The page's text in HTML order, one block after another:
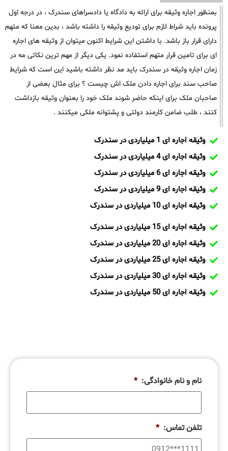
بمنظور اجاره وثیقه برای ارائه به دادگاه یا دادسراهای سندرک ، در درجه اول
پرونده باید شراط لازم برای تودیع وثیقه را داشته باشد ، بدین معنا که متهم
دارای قرار باز باشد. با داشتن این شرایط اکنون میتوان از وثیقه های اجاره
ای برای تامین قرار متهم استفاده نمود. یکی دیگر از مهم ترین نکاتی مه در
زمان اجاره وثیقه در سندرک باید مد نظر داشته باشید این است که شرایط
صاحب سند برای اجاره دادن ملک اش چیست ؟ برای مثال بعضی از
صاحبان ملک برای اینکه حاضر شوند ملک خود را بعنوان وثیقه بازداشت
کنند ، طلب ضامن کارمند دولتی و پشتوانه ملکی میکنند .
وثیقه اجاره ای 1 میلیاردی در سندرک
وثیقه اجاره ای 4 میلیاردی در سندرک
وثیقه اجاره ای 6 میلیاردی در سندرک
وثیقه اجاره ای 9 میلیاردی در سندرک
وثیقه اجاره ای 10 میلیاردی در سندرک
وثیقه اجاره ای 15 میلیاردی در سندرک
وثیقه اجاره ای 20 میلیاردی در سندرک
وثیقه اجاره ای 25 میلیاردی در سندرک
وثیقه اجاره ای 30 میلیاردی در سندرک
وثیقه اجاره ای 50 میلیاردی در سندرک
نام و نام خانوادگی: *
تلفن تماس: *